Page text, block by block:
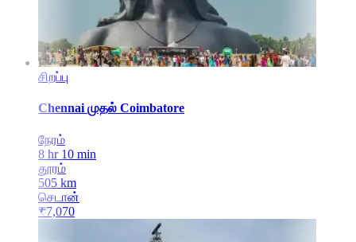
சிறப்பு
Chennai முதல் Coimbatore
நேரம்
8 hr 10 min
தூரம்
505 km
செடான்
₹7,070